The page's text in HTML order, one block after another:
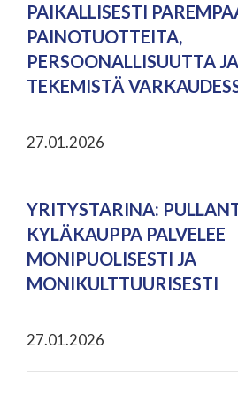
PAIKALLISESTI
PAINOTUOTTEITA,
PERSOONALLISUUTTA
TEKEMISTÄ
27.01.2026
YRITYSTARINA:
KYLÄKAUPPA PALVELEE
MONIPUOLISESTI JA
MONIKULTTUURISESTI
27.01.2026